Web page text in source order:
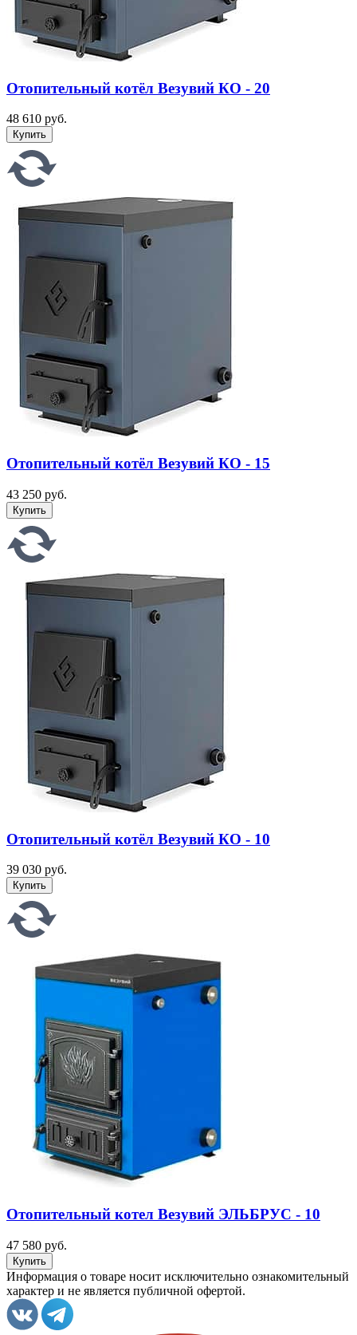
Отопительный котёл Везувий КО - 20
48 610 руб.
Отопительный котёл Везувий КО - 15
43 250 руб.
Отопительный котёл Везувий КО - 10
39 030 руб.
Отопительный котел Везувий ЭЛЬБРУС - 10
47 580 руб.
Информация о товаре носит исключительно ознакомительный
характер и не является публичной офертой.